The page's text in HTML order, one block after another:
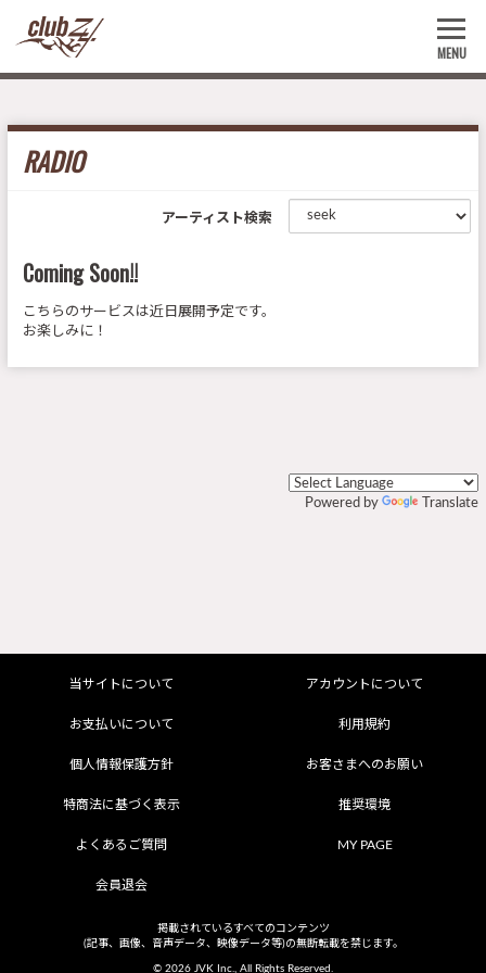
MENU
RADIO
アーティスト検索
Coming Soon!!
こちらのサービスは近日展開予定です。
お楽しみに！
Powered by Translate
当サイトについて アカウントについて
お支払いについて 利用規約
個人情報保護方針 お客さまへのお願い
特商法に基づく表示 推奨環境
よくあるご質問 MY PAGE
会員退会
掲載されているすべてのコンテンツ
(記事、画像、音声データ、映像データ等)の無断転載を禁じます。
© 2026 JVK Inc., All Rights Reserved.